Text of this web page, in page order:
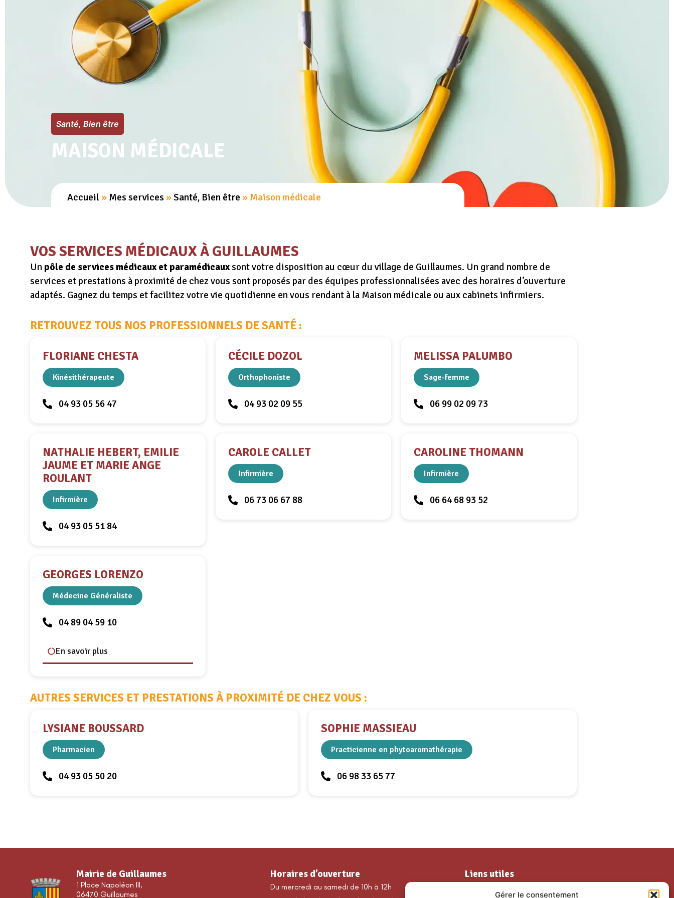
Gérer le consentement
MES SERVICES ÉVÉNEMENTS & LOISIRS
Santé, Bien être
MAISON MÉDICALE
Accueil » Mes services »Santé, Bien être » Maison médicale
VOS SERVICES MÉDICAUX À GUILLAUMES
Un pôle de services médicaux et paramédicauxsont votre disposition au cœur du village de Guillaumes. Un grand nombre de
services et prestations à proximité de chez vous sont proposés par des équipes professionnalisées avec des horaires d’ouverture
adaptés. Gagnez du temps et facilitez votre vie quotidienne en vous rendant à la Maison médicale ou aux cabinets infirmiers.
RETROUVEZ TOUS NOS PROFESSIONNELS DE SANTÉ :
FLORIANE CHESTA
Kinésithérapeute
04 93 05 56 47
CÉCILE DOZOL
Orthophoniste
04 93 02 09 55
MELISSA PALUMBO
Sage-femme
06 99 02 09 73
NATHALIE HEBERT, EMILIE
JAUME ET MARIE ANGE
ROULANT
Infirmière
04 93 05 51 84
CAROLE CALLET
Infirmière
06 73 06 67 88
CAROLINE THOMANN
Infirmière
06 64 68 93 52
GEORGES LORENZO
Médecine Généraliste
04 89 04 59 10
En savoir plus
AUTRES SERVICES ET PRESTATIONS À PROXIMITÉ DE CHEZ VOUS :
LYSIANE BOUSSARD
Pharmacien
04 93 05 50 20
SOPHIE MASSIEAU
Practicienne en phytoaromathérapie
06 98 33 65 77
Mairie de Guillaumes
1 Place Napoléon III,
06470 Guillaumes
Horaires d’ouverture
Du mercredi au samedi de 10h à 12h
Liens utiles